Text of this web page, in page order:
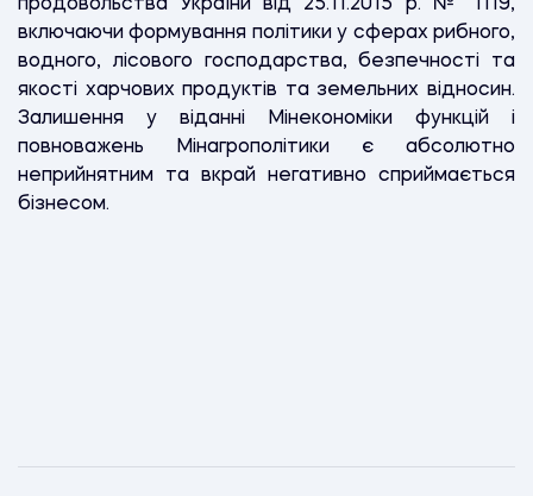
продовольства України від 25.11.2015 р. № 1119,
включаючи формування політики у сферах рибного,
водного, лісового господарства, безпечності та
якості харчових продуктів та земельних відносин.
Залишення у віданні Мінекономіки функцій і
повноважень Мінагрополітики є абсолютно
неприйнятним та вкрай негативно сприймається
бізнесом.